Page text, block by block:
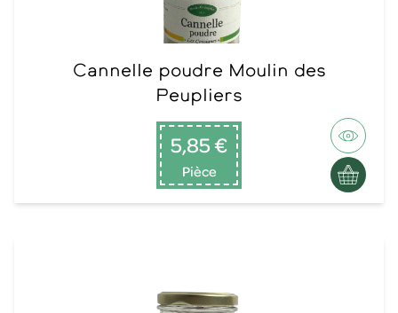
Cannelle poudre Moulin des
Peupliers
5,85 €
Pièce